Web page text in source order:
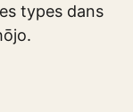
types dans